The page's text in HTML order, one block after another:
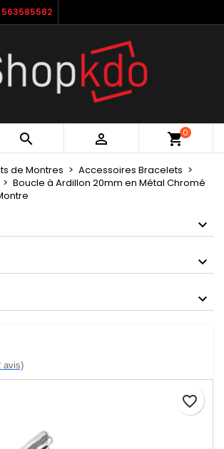
563585582
  shopping_cart0
de Montres
Accessoires Bracelets
Boucle à Ardillon 20mm en Métal Chromé
avis)
favorite_border
×
list
liste d'envies ×
d'envies
Annuler Créer une liste d'envies
×
connecté pour ajouter des produits
Annuler Connexion